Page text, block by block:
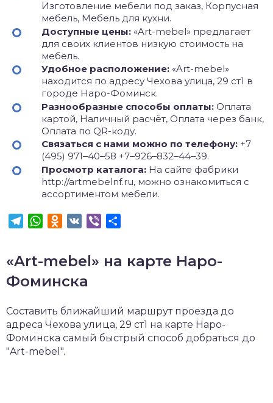
Изготовление мебели под заказ, Корпусная
мебель, Мебель для кухни.
Доступные цены: «Art-mebel» предлагает
для своих клиентов низкую стоимость на
мебель.
Удобное расположение: «Art-mebel»
находится по адресу Чехова улица, 29 ст1 в
городе Наро-Фоминск.
Разнообразные способы оплаты: Оплата
картой, Наличный расчёт, Оплата через банк,
Оплата по QR-коду.
Связаться с нами можно по телефону: +7
(495) 971‒40‒58 +7‒926‒832‒44‒39.
Просмотр каталога: На сайте фабрики
http://artmebelnf.ru, можно ознакомиться с
ассортиментом мебели.
TelegramWhatsApp
Odnoklassniki
VK Viber
«Art-mebel» на карте Наро-
Фоминска
Составить ближайший маршрут проезда до
адреса Чехова улица, 29 ст1 на карте Наро-
Фоминска самый быстрый способ добраться до
"Art-mebel".